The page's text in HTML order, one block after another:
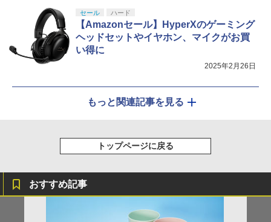
セール ハード
【Amazonセール】HyperXのゲーミング
ヘッドセットやイヤホン、マイクがお買
い得に
2025年2月26日
もっと関連記事を見る
トップページに戻る
おすすめ記事